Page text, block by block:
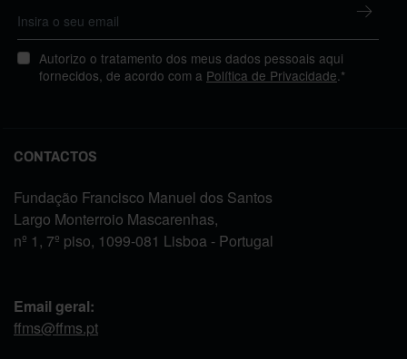
Autorizo o tratamento dos meus dados pessoais aqui
fornecidos, de acordo com a Política de Privacidade .*
CONTACTOS
Fundação Francisco Manuel dos Santos
Largo Monterroio Mascarenhas,
nº 1, 7º piso, 1099-081 Lisboa - Portugal
Email geral:
ffms@ffms.pt